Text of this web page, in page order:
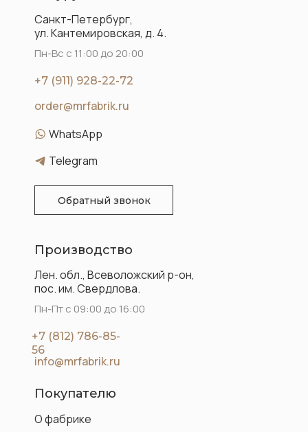
order@mrfabrik.ru
Санкт-Петербург,
ул. Кантемировская, д. 4.
О фабрике
Производство
Покупателю
+7 (812) 786-85-
56
+7 (911) 928-22-72
Пн-Вс с 11:00 до 20:00
Пн-Пт с 09:00 до 16:00
WhatsApp
Telegram
Лен. обл., Всеволожский р-он,
пос. им. Свердлова.
info@mrfabrik.ru
Обратный звонок